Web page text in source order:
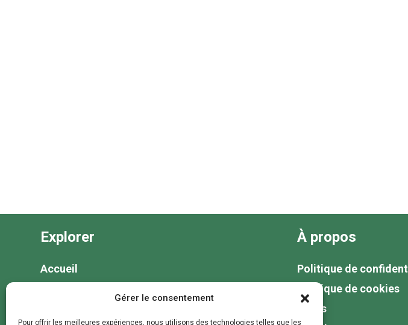
Gérer le consentement
Pour offrir les meilleures expériences, nous utilisons des technologies telles que les
Explorer
Accueil
À propos
Politique de
Politique de cookies
Tarifs